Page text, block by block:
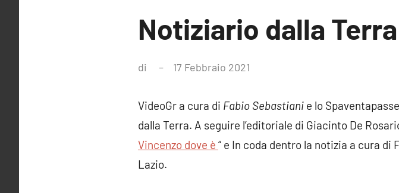
Notiziario dalla Terra
di 17 Febbraio 2021
VideoGr a cura di Fabio Sebastiani e lo
dalla Terra. A seguire l’editoriale di Giacinto De
Vincenzo dove è “ e In coda dentro la notizia a cura di
Lazio.